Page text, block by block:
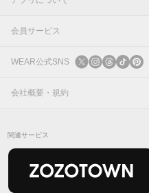
会員サービス
ログイン
新規会員登録
WEAR公式SNS
X
会社概要・規約
関連サービス